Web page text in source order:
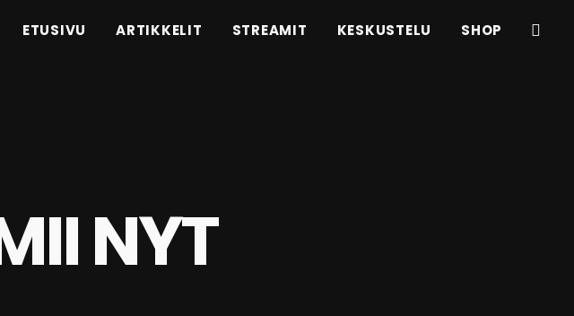
ETUSIVU ARTIKKELIT STREAMIT KESKUSTELU SHOP
NYT